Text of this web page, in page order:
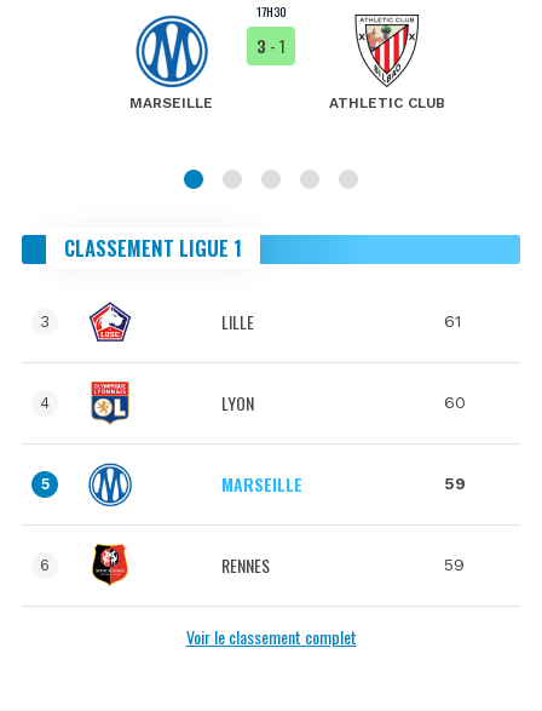
17H30
MARSEILLE
3 - 1
ATHLETIC CLUB
CLASSEMENT LIGUE 1
3 LILLE 61
4 LYON 60
5 MARSEILLE 59
6 RENNES 59
Voir le classement complet